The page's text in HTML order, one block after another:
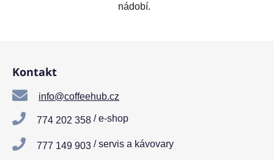
nádobí.
Kontakt
info@coffeehub.cz
774 202 358 / e-shop
777 149 903 / servis a kávovary